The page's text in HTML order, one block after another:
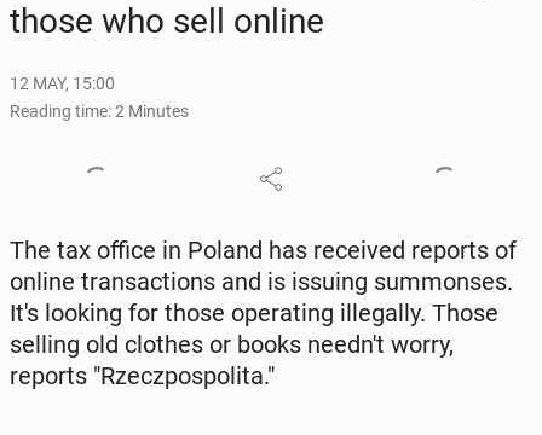
those who sell online
12 MAY, 15:00
Reading time: 2 Minutes
The tax office in Poland has re­ceived reports of
online trans­ac­tions and is issuing sum­mons­es.
It's looking for those op­er­at­ing il­le­gal­ly. Those
selling old clothes or books needn't worry,
reports "Rzecz­pospoli­ta."